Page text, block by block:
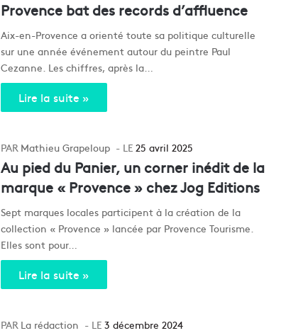
Provence bat des records d’affluence
Aix-en-Provence a orienté toute sa politique culturelle
sur une année événement autour du peintre Paul
Cezanne. Les chiffres, après la…
Lire la suite »
Mathieu Grapeloup 25 avril 2025
Au pied du Panier, un corner inédit de la
marque « Provence » chez Jog Editions
Sept marques locales participent à la création de la
collection « Provence » lancée par Provence Tourisme.
Elles sont pour…
Lire la suite »
La rédaction 3 décembre 2024